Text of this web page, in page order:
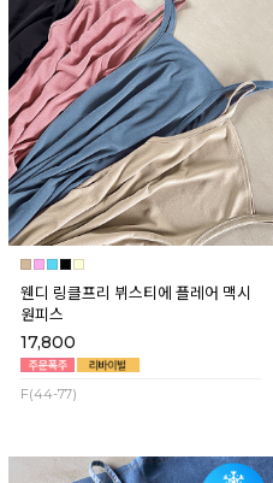
웬디 링클프리 뷔스티에 플레어 맥시
원피스
17,800
F(44-77)